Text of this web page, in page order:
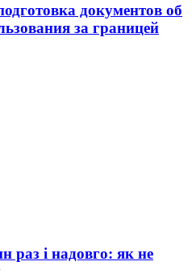
документов об
за границей
раз і надовго: як не